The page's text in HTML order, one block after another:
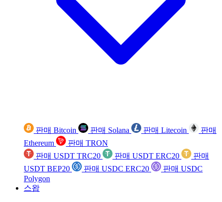
판매 Bitcoin 판매 Solana 판매 Litecoin
판매
Ethereum
판매 TRON
판매 USDT TRC20
판매 USDT ERC20
판매
USDT BEP20
판매 USDC ERC20
판매 USDC
Polygon
스왑